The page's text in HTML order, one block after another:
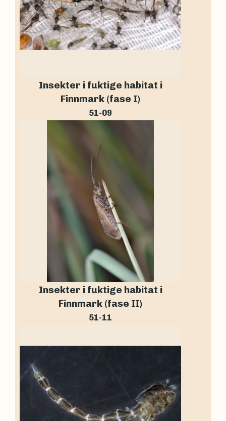
Insekter i fuktige habitat i
Finnmark (fase I)
51-09
Insekter i fuktige habitat i
Finnmark (fase II)
51-11